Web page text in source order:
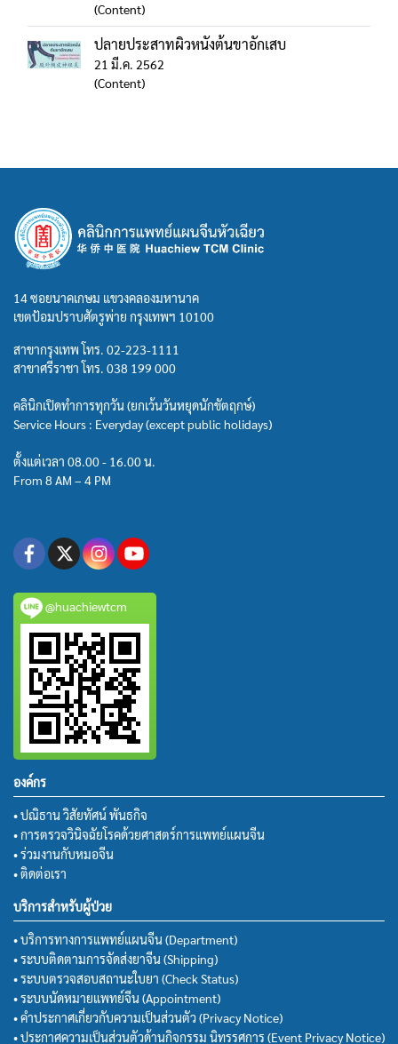
(Content)
ปลายประสาทผิวหนังต้นขาอักเสบ
21 มี.ค. 2562
(Content)
14 ซอยนาคเกษม แขวงคลองมหานาค
เขตป้อมปราบศัตรูพ่าย กรุงเทพฯ 10100
สาขากรุงเทพ โทร. 02-223-1111
สาขาศรีราชา โทร. 038 199 000
คลินิกเปิดทำการทุกวัน (ยกเว้นวันหยุดนักขัตฤกษ์)
Service Hours : Everyday (except public holidays)
ตั้งแต่เวลา 08.00 - 16.00 น.
From 8 AM – 4 PM
@huachiewtcm
องค์กร
• ปณิธาน วิสัยทัศน์ พันธกิจ
• การตรวจวินิจฉัยโรคด้วยศาสตร์การแพทย์แผนจีน
• ร่วมงานกับหมอจีน
• ติดต่อเรา
บริการสำหรับผู้ป่วย
• บริการทางการแพทย์แผนจีน (Department)
• ระบบติดตามการจัดส่งยาจีน (Shipping)
• ระบบตรวจสอบสถานะใบยา (Check Status)
• ระบบนัดหมายแพทย์จีน (Appointment)
• คำประกาศเกี่ยวกับความเป็นส่วนตัว (Privacy Notice)
• ประกาศความเป็นส่วนตัวด้านกิจกรรม นิทรรศการ (Event Privacy Notice)